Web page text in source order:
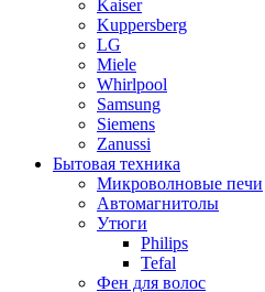
Kaiser
Kuppersberg
LG
Miele
Whirlpool
Samsung
Siemens
Zanussi
Бытовая техника
Микроволновые печи
Автомагнитолы
Утюги
Philips
Tefal
Фен для волос